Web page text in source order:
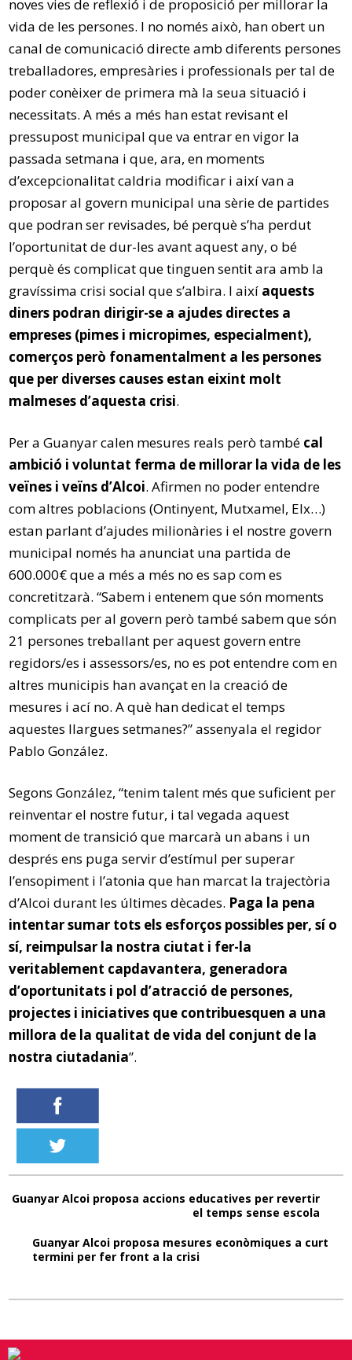
noves vies de reflexió i de proposició per millorar la
vida de les persones. I no només això, han obert un
canal de comunicació directe amb diferents persones
treballadores, empresàries i professionals per tal de
poder conèixer de primera mà la seua situació i
necessitats. A més a més han estat revisant el
pressupost municipal que va entrar en vigor la
passada setmana i que, ara, en moments
d’excepcionalitat caldria modificar i així van a
proposar al govern municipal una sèrie de partides
que podran ser revisades, bé perquè s’ha perdut
l’oportunitat de dur-les avant aquest any, o bé
perquè és complicat que tinguen sentit ara amb la
gravíssima crisi social que s’albira. I així aquests
diners podran dirigir-se a ajudes directes a
empreses (pimes i micropimes, especialment),
comerços però fonamentalment a les persones
que per diverses causes estan eixint molt
malmeses d’aquesta crisi.
Per a Guanyar calen mesures reals però també cal
ambició i voluntat ferma de millorar la vida de les
veïnes i veïns d’Alcoi. Afirmen no poder entendre
com altres poblacions (Ontinyent, Mutxamel, Elx…)
estan parlant d’ajudes milionàries i el nostre govern
municipal només ha anunciat una partida de
600.000€ que a més a més no es sap com es
concretitzarà. “Sabem i entenem que són moments
complicats per al govern però també sabem que són
21 persones treballant per aquest govern entre
regidors/es i assessors/es, no es pot entendre com en
altres municipis han avançat en la creació de
mesures i ací no. A què han dedicat el temps
aquestes llargues setmanes?” assenyala el regidor
Pablo González.
Segons González, “tenim talent més que suficient per
reinventar el nostre futur, i tal vegada aquest
moment de transició que marcarà un abans i un
després ens puga servir d’estímul per superar
l’ensopiment i l’atonia que han marcat la trajectòria
d’Alcoi durant les últimes dècades. Paga la pena
intentar sumar tots els esforços possibles per, sí o
sí, reimpulsar la nostra ciutat i fer-la
veritablement capdavantera, generadora
d’oportunitats i pol d’atracció de persones,
projectes i iniciatives que contribuesquen a una
millora de la qualitat de vida del conjunt de la
nostra ciutadania”.
Guanyar Alcoi proposa accions educatives per revertir
el temps sense escola
Guanyar Alcoi proposa mesures econòmiques a curt
termini per fer front a la crisi